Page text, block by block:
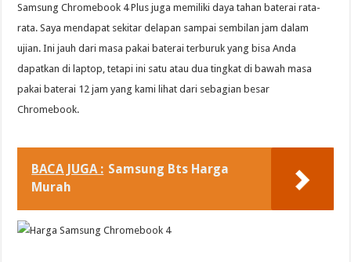
Samsung Chromebook 4 Plus juga memiliki daya tahan baterai rata-
rata. Saya mendapat sekitar delapan sampai sembilan jam dalam
ujian. Ini jauh dari masa pakai baterai terburuk yang bisa Anda
dapatkan di laptop, tetapi ini satu atau dua tingkat di bawah masa
pakai baterai 12 jam yang kami lihat dari sebagian besar
Chromebook.
BACA JUGA : Samsung Bts Harga
Murah